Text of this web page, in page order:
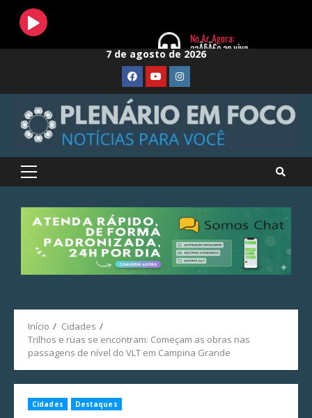
Skip
7 de agosto de 2026
FaceBook
YoutubeInstagram
Primary
Início
Cidades
Trilhos e ruas se encontram: Começam as obras nas
passagens de nível do VLT em Campina Grande
Cidades Destaques